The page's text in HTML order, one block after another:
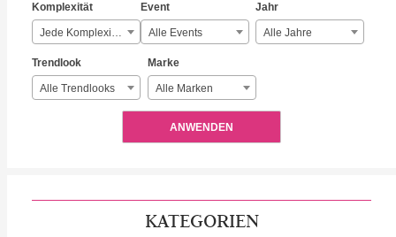
Komplexität
Jede Komplexität
Event
Alle Events
Jahr
Alle Jahre
Trendlook
Alle Trendlooks
Marke
Alle Marken
ANWENDEN
KATEGORIEN